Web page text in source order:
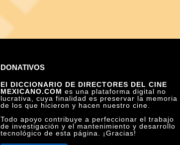
DONATIVOS
El DICCIONARIO DE DIRECTORES DEL CINE
MEXICANO.COM es una plataforma digital no
lucrativa, cuya finalidad es preservar la memoria
de los que hicieron y hacen nuestro cine.
Todo apoyo contribuye a perfeccionar el trabajo
de investigación y el mantenimiento y desarrollo
tecnológico de esta página. ¡Gracias!